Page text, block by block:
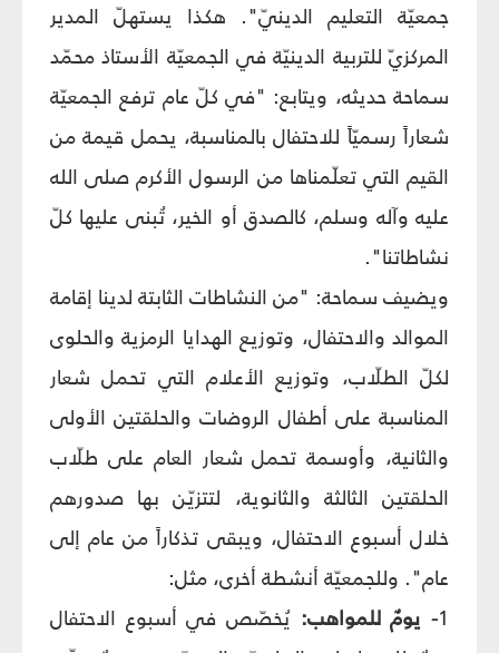
جمعيّة التعليم الدينيّ". هكذا يستهلّ المدير
المركزيّ للتربية الدينيّة في الجمعيّة الأستاذ محمّد
سماحة حديثه، ويتابع: "في كلّ عام ترفع الجمعيّة
شعاراً رسميّاً للاحتفال بالمناسبة، يحمل قيمة من
القيم التي تعلّمناها من الرسول الأكرم صلى الله
عليه وآله وسلم، كالصدق أو الخير، تُبنى عليها كلّ
نشاطاتنا".
ويضيف سماحة: "من النشاطات الثابتة لدينا إقامة
الموالد والاحتفال، وتوزيع الهدايا الرمزية والحلوى
لكلّ الطلّاب، وتوزيع الأعلام التي تحمل شعار
المناسبة على أطفال الروضات والحلقتين الأولى
والثانية، وأوسمة تحمل شعار العام على طلّاب
الحلقتين الثالثة والثانوية، لتتزيّن بها صدورهم
خلال أسبوع الاحتفال، ويبقى تذكاراً من عام إلى
عام". وللجمعيّة أنشطة أخرى، مثل:
1- يومٌ للمواهب: يُخصّص في أسبوع الاحتفال